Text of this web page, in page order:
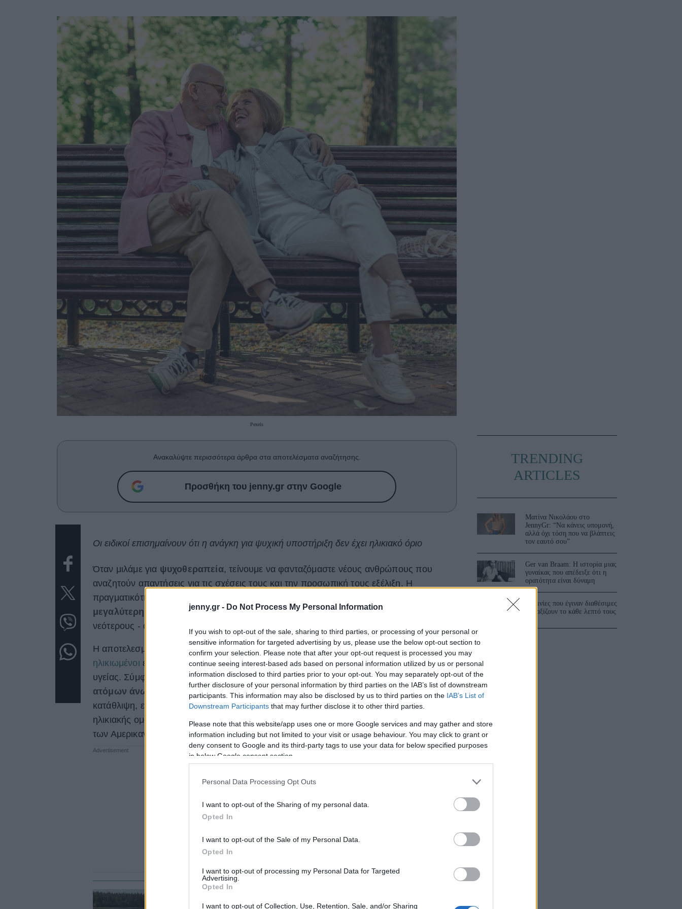
jenny.gr - Do Not Process My Personal Information
If you wish to opt-out of the sale, sharing to third parties, or processing of your personal or
sensitive information for targeted advertising by us, please use the below opt-out section to
confirm your selection. Please note that after your opt-out request is processed you may
continue seeing interest-based ads based on personal information utilized by us or personal
information disclosed to third parties prior to your opt-out. You may separately opt-out of the
further disclosure of your personal information by third parties on the IAB’s list of downstream
participants. This information may also be disclosed by us to third parties on the IAB’s List of
Downstream Participants that may further disclose it to other third parties.
Please note that this website/app uses one or more Google services and may gather and store
information including but not limited to your visit or usage behaviour. You may click to grant or
deny consent to Google and its third-party tags to use your data for below specified purposes
in below Google consent section.
Personal Data Processing Opt Outs
I want to opt-out of the Sharing of my personal data.
Opted In
I want to opt-out of the Sale of my Personal Data.
Opted In
I want to opt-out of processing my Personal Data for Targeted
Advertising.
Opted In
I want to opt-out of Collection, Use, Retention, Sale, and/or Sharing
Success Stories
Αφιερώματα ΒΟΞ Χωρίς Ταμπέλες
Hautes Grecians Γάμος Market News
Pexels
Ανακαλύψτε περισσότερα άρθρα στα αποτελέσματα αναζήτησης.
Προσθήκη του jenny.gr στην Google
Οι ειδικοί επισημαίνουν ότι η ανάγκη για ψυχική υποστήριξη δεν έχει ηλικιακό όριο
Όταν μιλάμε για ψυχοθεραπεία, τείνουμε να φανταζόμαστε νέους ανθρώπους που
αναζητούν απαντήσεις για τις σχέσεις τους και την προσωπική τους εξέλιξη. Η
πραγματικότητα, όμως, είναι πολύ διαφορετική. Οι ειδικοί επισημαίνουν ότι
μεγαλύτερης ηλικίας
μπορούν να ωφεληθούν εξίσου από την ψυχοθεραπεία με τους
νεότερους - αν όχι περισσότερο.
Η αποτελεσματικότητα της ψυχοθεραπείας είναι πλέον αδιαμφισβήτητη. Ωστόσο, οι
ηλικιωμένοι εξακολουθούν να έχουν περιορισμένη πρόσβαση σε υπηρεσίες ψυχικής
υγείας. Σύμφωνα με στοιχεία του Παγκόσμιου Οργανισμού Υγείας, περίπου το 14% των
ατόμων άνω των 70 ετών ζει με κάποια ψυχική διαταραχή
, κυρίως άγχος ή
κατάθλιψη, ενώ το 17% των αυτοκτονιών παγκοσμίως αφορά ανθρώπους αυτής της
ηλικιακής ομάδας. Παρά τα ανησυχητικά αυτά ποσοστά, έρευνα έδειξε ότι μόλις
το 4%
των Αμερικανών ηλικίας 65 ετών και άνω έχει λάβει ψυχολογική θεραπεία.
ΨΥΧΟΛΟΓΙΑ
TRENDING
ARTICLES
Ματίνα Νικολάου στο
JennyGr: “Να κάνεις υπομονή,
αλλά όχι τόση που να βλάπτεις
τον εαυτό σου”
Ger van Braam: Η ιστορία μιας
γυναίκας που απέδειξε ότι η
ορατότητα είναι δύναμη
3 ταινίες που έγιναν διαθέσιμες
και αξίζουν το κάθε λεπτό τους